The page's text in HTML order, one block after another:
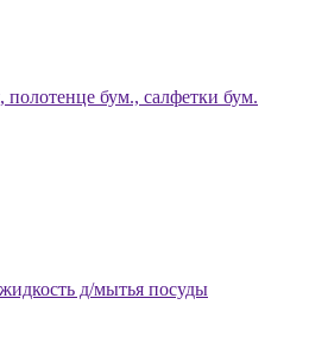
полотенце бум., салфетки бум.
д/мытья посуды